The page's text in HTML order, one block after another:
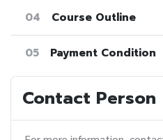
04 Course Outline
05 Payment Condition
Contact Person